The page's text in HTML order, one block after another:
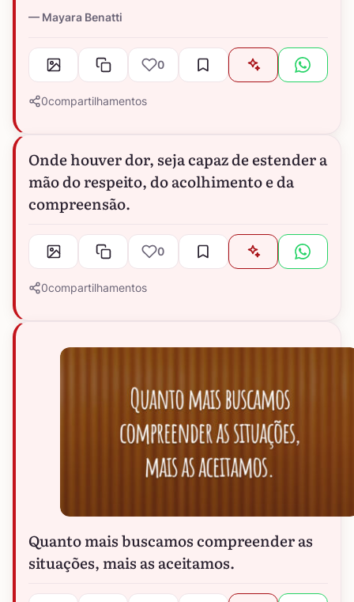
Mayara Benatti
0
0compartilhamentos
Onde houver dor, seja capaz de estender a
mão do respeito, do acolhimento e da
compreensão.
0
0compartilhamentos
Quanto mais buscamos compreender as
situações, mais as aceitamos.